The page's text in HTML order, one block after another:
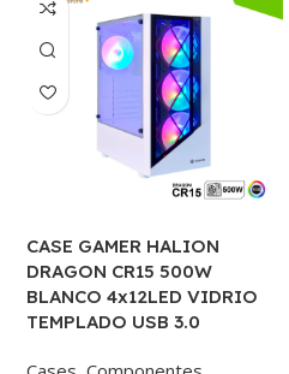
CASE GAMER HALION
DRAGON CR15 500W
BLANCO 4x12LED VIDRIO
TEMPLADO USB 3.0